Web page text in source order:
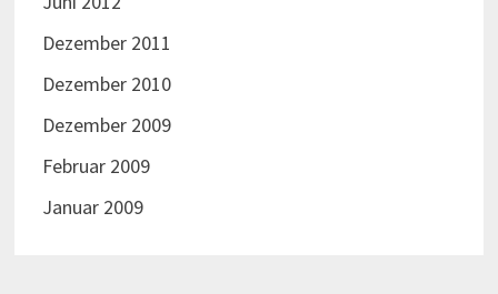
Dezember 2011
Dezember 2010
Dezember 2009
Februar 2009
Januar 2009